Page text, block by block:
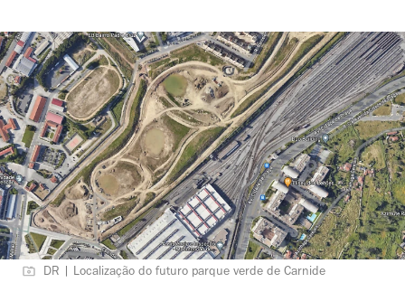
DR | Localização do futuro parque verde de Carnide